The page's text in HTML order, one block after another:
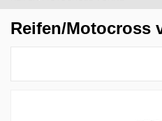
Reifen/Motocross